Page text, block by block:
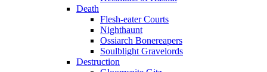
Death
Flesh-eater Courts
Nighthaunt
Ossiarch Bonereapers
Soulblight Gravelords
Destruction